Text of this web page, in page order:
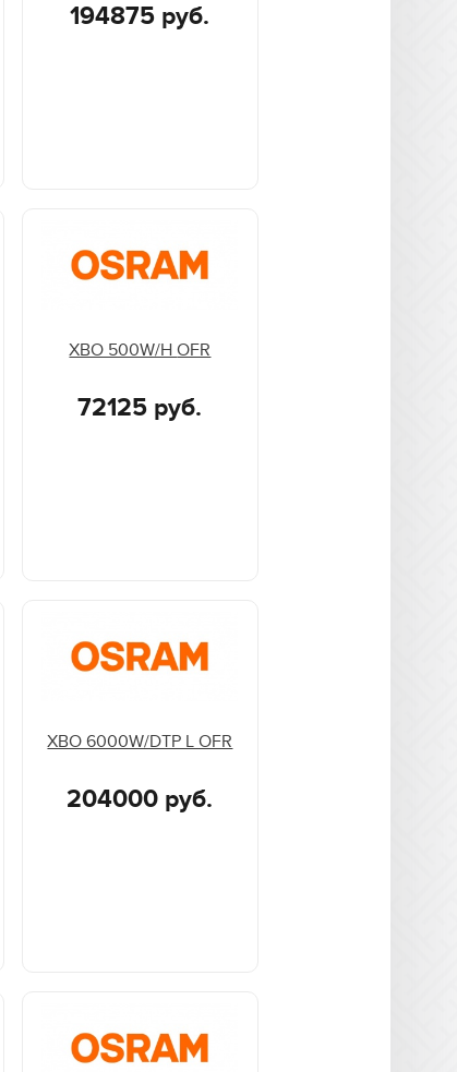
194875 руб.
XBO 500W/H OFR
72125 руб.
XBO 6000W/DTP L OFR
204000 руб.